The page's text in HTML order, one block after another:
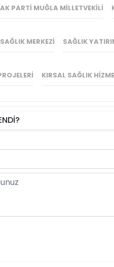
AK PARTI MUĞLA MILLETVEKILI
SAĞLIK MERKEZI SAĞLIK
KIRSAL SAĞLIK